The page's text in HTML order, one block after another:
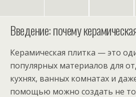
Введение: почему
Керамическая плитка — это
популярных материалов для
кухнях, ванных комнатах и
помощью можно создать не